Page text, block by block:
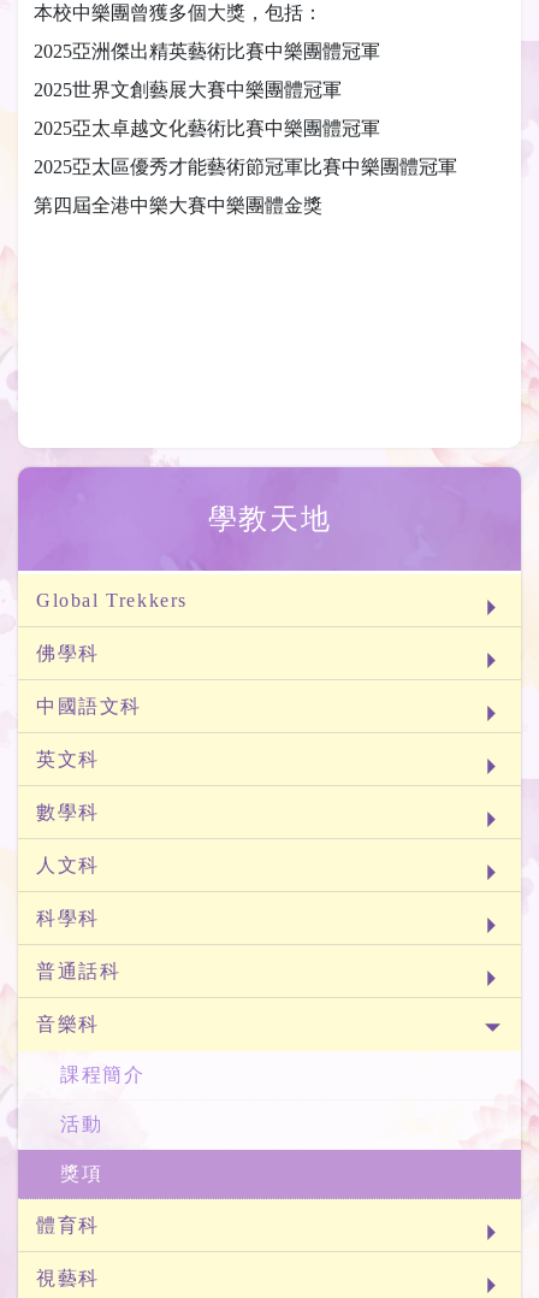
學教天地
Global Trekkers
佛學科
中國語文科
英文科
數學科
人文科
科學科
普通話科
音樂科
課程簡介
活動
獎項
體育科
視藝科
本校中樂團曾獲多個大獎，包括：
2025亞洲傑出精英藝術比賽中樂團體冠軍
2025世界文創藝展大賽中樂團體冠軍
2025亞太卓越文化藝術比賽中樂團體冠軍
2025亞太區優秀才能藝術節冠軍比賽中樂團體冠軍
第四屆全港中樂大賽中樂團體金獎